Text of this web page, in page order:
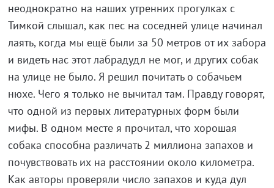
неоднократно на наших утренних прогулках с
Тимкой слышал, как пес на соседней улице начинал
лаять, когда мы ещё были за 50 метров от их забора
и видеть нас этот лабрадудл не мог, и других собак
на улице не было. Я решил почитать о собачьем
нюхе. Чего я только не вычитал там. Правду говорят,
что одной из первых литературных форм были
мифы. В одном месте я прочитал, что хорошая
собака способна различать 2 миллиона запахов и
почувствовать их на расстоянии около километра.
Как авторы проверяли число запахов и куда дул